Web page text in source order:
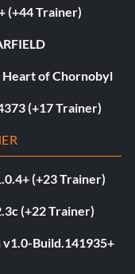
(+44 Trainer)
Heart of Chornobyl
(+17 Trainer)
(+23 Trainer)
(+22 Trainer)
Build.141935+